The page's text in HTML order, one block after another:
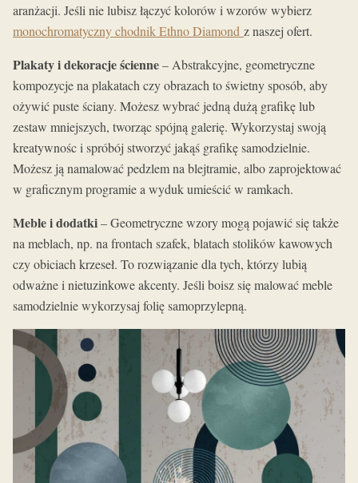
aranżacji. Jeśli nie lubisz łączyć kolorów i wzorów wybierz
monochromatyczny chodnik Ethno Diamond z naszej ofert.
Plakaty i dekoracje ścienne– Abstrakcyjne, geometryczne
kompozycje na plakatach czy obrazach to świetny sposób, aby
ożywić puste ściany. Możesz wybrać jedną dużą grafikę lub
zestaw mniejszych, tworząc spójną galerię. Wykorzystaj swoją
kreatywnośc i spróbój stworzyć jakąś grafikę samodzielnie.
Możesz ją namalować pedzlem na blejtramie, albo zaprojektować
w graficznym programie a wyduk umieścić w ramkach.
Meble i dodatki– Geometryczne wzory mogą pojawić się także
na meblach, np. na frontach szafek, blatach stolików kawowych
czy obiciach krzeseł. To rozwiązanie dla tych, którzy lubią
odważne i nietuzinkowe akcenty. Jeśli boisz się malować meble
samodzielnie wykorzysaj folię samoprzylepną.